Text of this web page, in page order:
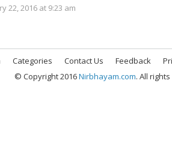
22, 2016 at 9:23 am
Categories Contact Us Feedback
© Copyright 2016Nirbhayam.com. All